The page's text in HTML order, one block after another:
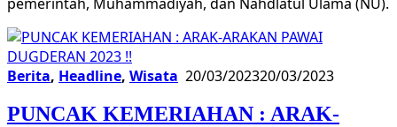
Berita, Headline, Wisata 20/03/202320/03/2023
PUNCAK KEMERIAHAN : ARAK-